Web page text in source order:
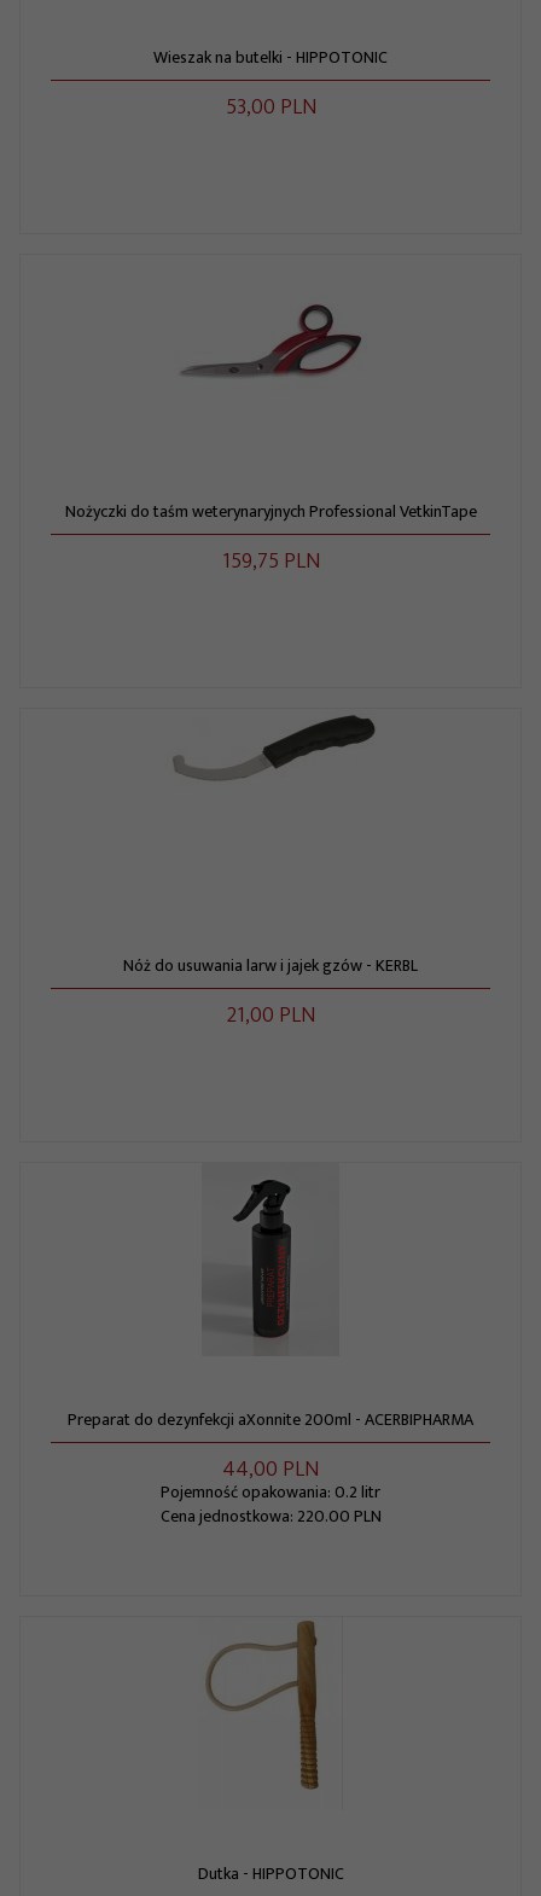
Wieszak na butelki - HIPPOTONIC
53,00 PLN
Nożyczki do taśm weterynaryjnych Professional VetkinTape
159,75 PLN
Nóż do usuwania larw i jajek gzów - KERBL
21,00 PLN
Preparat do dezynfekcji aXonnite 200ml - ACERBIPHARMA
44,00 PLN
Pojemność opakowania: 0.2 litr
Cena jednostkowa: 220.00 PLN
Dutka - HIPPOTONIC